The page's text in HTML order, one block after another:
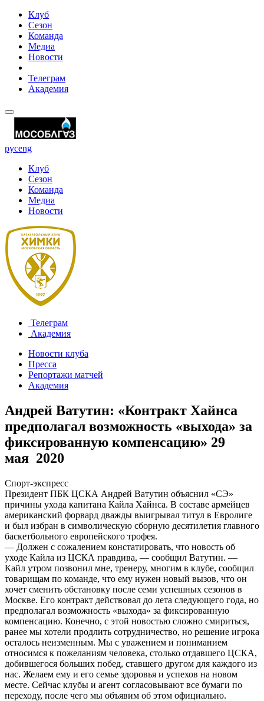
Клуб
Сезон
Команда
Медиа
Новости
Телеграм
Академия
русeng
Клуб
Сезон
Команда
Медиа
Новости
Телеграм
Академия
Новости клуба
Пресса
Репортажи матчей
Академия
Андрей Ватутин: «Контракт Хайнса
предполагал возможность «выхода» за
фиксированную компенсацию» 29
мая 2020
Спорт-экспресс
Президент ПБК ЦСКА Андрей Ватутин объяснил «СЭ»
причины ухода капитана Кайла Хайнса. В составе армейцев
американский форвард дважды выигрывал титул в Евролиге
и был избран в символическую сборную десятилетия главного
баскетбольного европейского трофея.
— Должен с сожалением констатировать, что новость об
уходе Кайла из ЦСКА правдива, — сообщил Ватутин. —
Кайл утром позвонил мне, тренеру, многим в клубе, сообщил
товарищам по команде, что ему нужен новый вызов, что он
хочет сменить обстановку после семи успешных сезонов в
Москве. Его контракт действовал до лета следующего года, но
предполагал возможность «выхода» за фиксированную
компенсацию. Конечно, с этой новостью сложно смириться,
ранее мы хотели продлить сотрудничество, но решение игрока
осталось неизменным. Мы с уважением и пониманием
относимся к пожеланиям человека, столько отдавшего ЦСКА,
добившегося больших побед, ставшего другом для каждого из
нас. Желаем ему и его семье здоровья и успехов на новом
месте. Сейчас клубы и агент согласовывают все бумаги по
переходу, после чего мы объявим об этом официально.